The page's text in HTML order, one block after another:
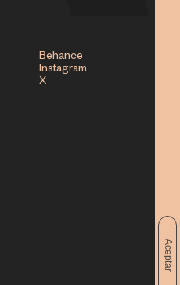
Aceptar
Behance
Instagram
X